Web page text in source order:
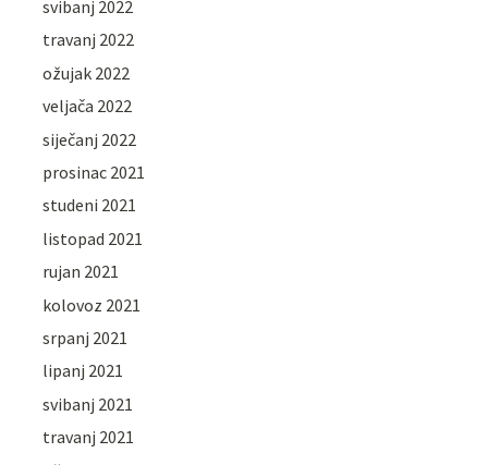
svibanj 2022
travanj 2022
ožujak 2022
veljača 2022
siječanj 2022
prosinac 2021
studeni 2021
listopad 2021
rujan 2021
kolovoz 2021
srpanj 2021
lipanj 2021
svibanj 2021
travanj 2021